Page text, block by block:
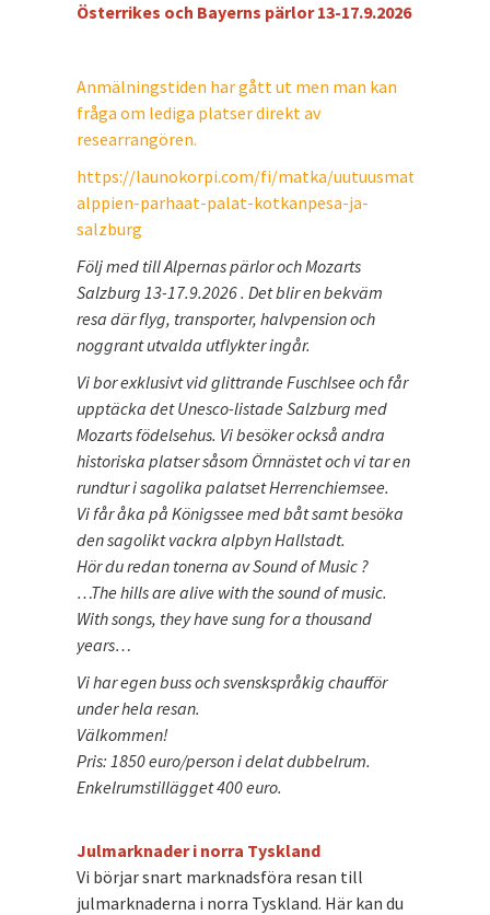
Österrikes och Bayerns pärlor 13-17.9.2026
Anmälningstiden har gått ut men man kan
fråga om lediga platser direkt av
researrangören.
https://launokorpi.com/fi/matka/uutuusmatka-
alppien-parhaat-palat-kotkanpesa-ja-
salzburg
Följ med till Alpernas pärlor och Mozarts
Salzburg 13-17.9.2026 . Det blir en bekväm
resa där flyg, transporter, halvpension och
noggrant utvalda utflykter ingår.
Vi bor exklusivt vid glittrande Fuschlsee och får
upptäcka det Unesco-listade Salzburg med
Mozarts födelsehus. Vi besöker också andra
historiska platser såsom Örnnästet och vi tar en
rundtur i sagolika palatset Herrenchiemsee.
Vi får åka på Königssee med båt samt besöka
den sagolikt vackra alpbyn Hallstadt.
Hör du redan tonerna av Sound of Music ?
…The hills are alive with the sound of music.
With songs, they have sung for a thousand
years…
Vi har egen buss och svenskspråkig chaufför
under hela resan.
Välkommen!
Pris: 1850 euro/person i delat dubbelrum.
Enkelrumstillägget 400 euro.
Julmarknader i norra Tyskland
Vi börjar snart marknadsföra resan till
julmarknaderna i norra Tyskland. Här kan du